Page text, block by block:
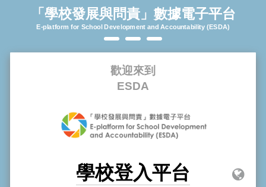
「學校發展與問責」數據電子平台
E-platform for School Development and Accountability (ESDA)
歡迎來到
ESDA
學校登入平台